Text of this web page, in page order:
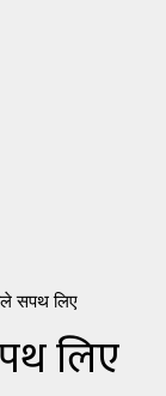
सपथ लिए
लिए